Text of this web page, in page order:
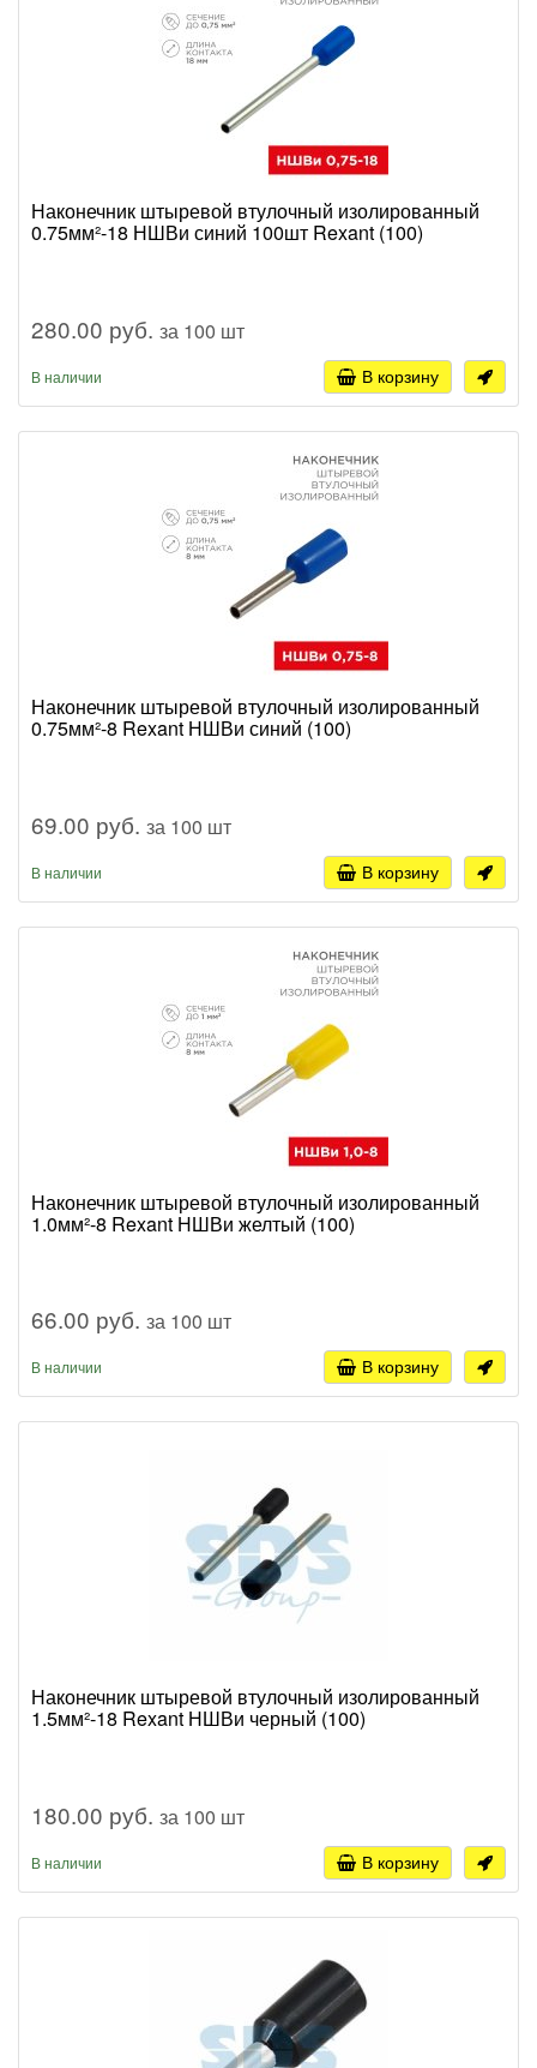
Наконечник штыревой втулочный изолированный
0.75мм²-18 НШВи синий 100шт Rexant (100)
280.00 руб. за 100 шт
В наличии В корзину
Наконечник штыревой втулочный изолированный
0.75мм²-8 Rexant НШВи синий (100)
69.00 руб. за 100 шт
В наличии В корзину
Наконечник штыревой втулочный изолированный
1.0мм²-8 Rexant НШВи желтый (100)
66.00 руб. за 100 шт
В наличии В корзину
Наконечник штыревой втулочный изолированный
1.5мм²-18 Rexant НШВи черный (100)
180.00 руб. за 100 шт
В наличии В корзину